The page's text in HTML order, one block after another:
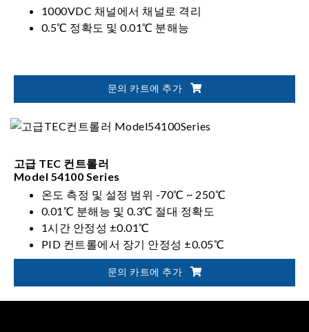
1000VDC 채널에서 채널로 격리
0.5℃ 정확도 및 0.01℃ 분해능
문의 카트에 추가
고급 TEC 컨트롤러
Model 54100 Series
온도 측정 및 설정 범위 -70℃ ~ 250℃
0.01℃ 분해능 및 0.3℃ 절대 정확도
1시간 안정성 ±0.01℃
PID 컨트롤에서 장기 안정성 ±0.05℃
문의 카트에 추가